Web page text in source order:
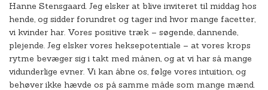
Hanne Stensgaard. Jeg elsker at blive inviteret til middag hos
hende, og sidder forundret og tager ind hvor mange facetter,
vi kvinder har. Vores positive træk – søgende, dannende,
plejende. Jeg elsker vores heksepotentiale – at vores krops
rytme bevæger sig i takt med månen, og at vi har så mange
vidunderlige evner. Vi kan åbne os, følge vores intuition, og
behøver ikke hævde os på samme måde som mange mænd.